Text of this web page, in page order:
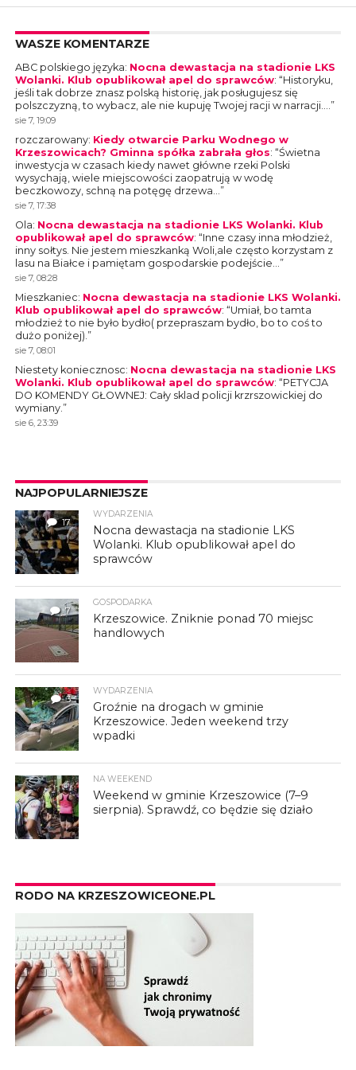
WASZE KOMENTARZE
ABC polskiego języka: Nocna dewastacja na stadionie LKS
Wolanki. Klub opublikował apel do sprawców: “Historyku,
jeśli tak dobrze znasz polską historię, jak posługujesz się
polszczyzną, to wybacz, ale nie kupuję Twojej racji w narracji.… ”
sie 7, 19:09
rozczarowany: Kiedy otwarcie Parku Wodnego w
Krzeszowicach? Gminna spółka zabrała głos: “Świetna
inwestycja w czasach kiedy nawet główne rzeki Polski
wysychają, wiele miejscowości zaopatrują w wodę
beczkowozy, schną na potęgę drzewa… ”
sie 7, 17:38
Ola: Nocna dewastacja na stadionie LKS Wolanki. Klub
opublikował apel do sprawców: “Inne czasy inna młodzież,
inny sołtys. Nie jestem mieszkanką Woli,ale często korzystam z
lasu na Białce i pamiętam gospodarskie podejście… ”
sie 7, 08:28
Mieszkaniec: Nocna dewastacja na stadionie LKS Wolanki.
Klub opublikował apel do sprawców: “Umiał, bo tamta
młodzież to nie było bydło( przepraszam bydło, bo to coś to
dużo poniżej). ”
sie 7, 08:01
Niestety koniecznosc: Nocna dewastacja na stadionie LKS
Wolanki. Klub opublikował apel do sprawców: “PETYCJA
DO KOMENDY GŁOWNEJ: Cały sklad policji krzrszowickiej do
wymiany. ”
sie 6, 23:39
NAJPOPULARNIEJSZE
17
WYDARZENIA
Nocna dewastacja na stadionie LKS
Wolanki. Klub opublikował apel do
sprawców
7
GOSPODARKA
Krzeszowice. Zniknie ponad 70 miejsc
handlowych
3
WYDARZENIA
Groźnie na drogach w gminie
Krzeszowice. Jeden weekend trzy
wpadki
NA WEEKEND
Weekend w gminie Krzeszowice (7–9
sierpnia). Sprawdź, co będzie się działo
RODO NA KRZESZOWICEONE.PL